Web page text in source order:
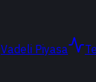
Vadeli Piyasa